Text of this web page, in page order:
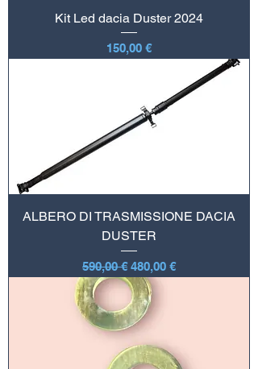
Kit Led dacia Duster 2024
Preis
150,00 €
ALBERO DI TRASMISSIONE DACIA
DUSTER
Standardpreis
590,00 € Sale-Preis
480,00 €